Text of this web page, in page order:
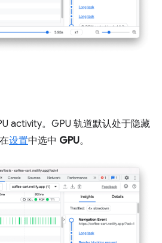
activity。GPU 轨道默认处于隐藏
设置中选中 GPU。